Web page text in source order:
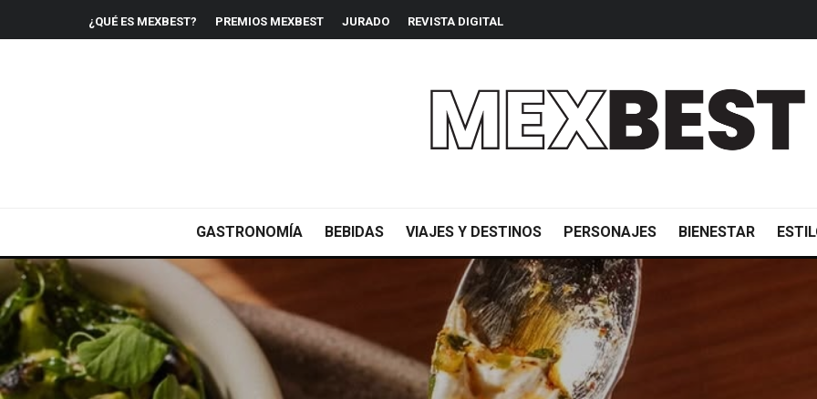
¿QUÉ ES MEXBEST? PREMIOS MEXBEST JURADO REVISTA DIGITAL
GASTRONOMÍA BEBIDAS VIAJES Y DESTINOS PERSONAJES BIENESTAR